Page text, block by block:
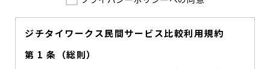
を定め、役員及び従業員に個人情報保護の重要性の認識と取
組みを徹底させることによって、個人情報の適切な取り扱い
に努めてまいります。
ジチタイワークス民間サービス比較利用規約
第 1 条（総則）